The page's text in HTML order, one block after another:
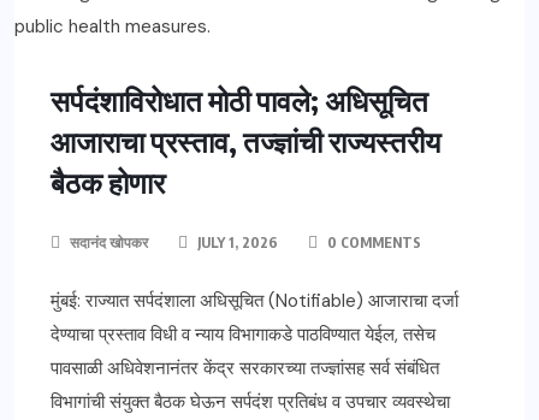
सर्पदंशाविरोधात मोठी पावले; अधिसूचित
आजाराचा प्रस्ताव, तज्ज्ञांची राज्यस्तरीय
बैठक होणार
सदानंद खोपकर JULY 1, 2026 0 COMMENTS
मुंबई: राज्यात सर्पदंशाला अधिसूचित (Notifiable) आजाराचा दर्जा
देण्याचा प्रस्ताव विधी व न्याय विभागाकडे पाठविण्यात येईल, तसेच
पावसाळी अधिवेशनानंतर केंद्र सरकारच्या तज्ज्ञांसह सर्व संबंधित
विभागांची संयुक्त बैठक घेऊन सर्पदंश प्रतिबंध व उपचार व्यवस्थेचा